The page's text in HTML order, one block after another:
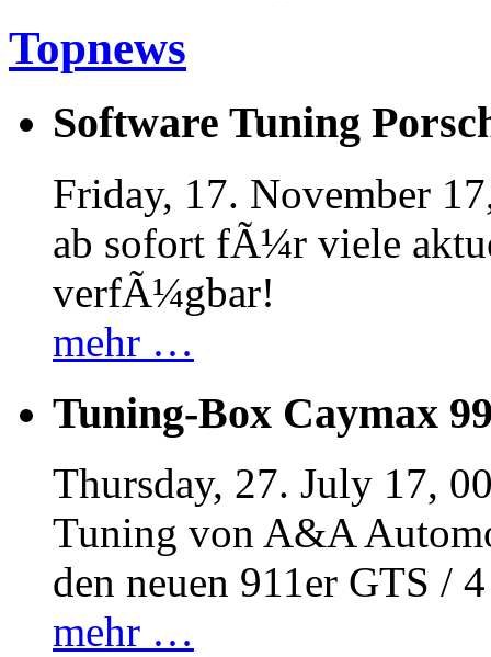
Topnews
Software Tuning
Friday, 17. November
ab sofort fÃ¼r viele
verfÃ¼gbar!
mehr …
Tuning-Box Caymax
Thursday, 27. July 17,
Tuning von A&A
den neuen 911er GTS /
mehr …